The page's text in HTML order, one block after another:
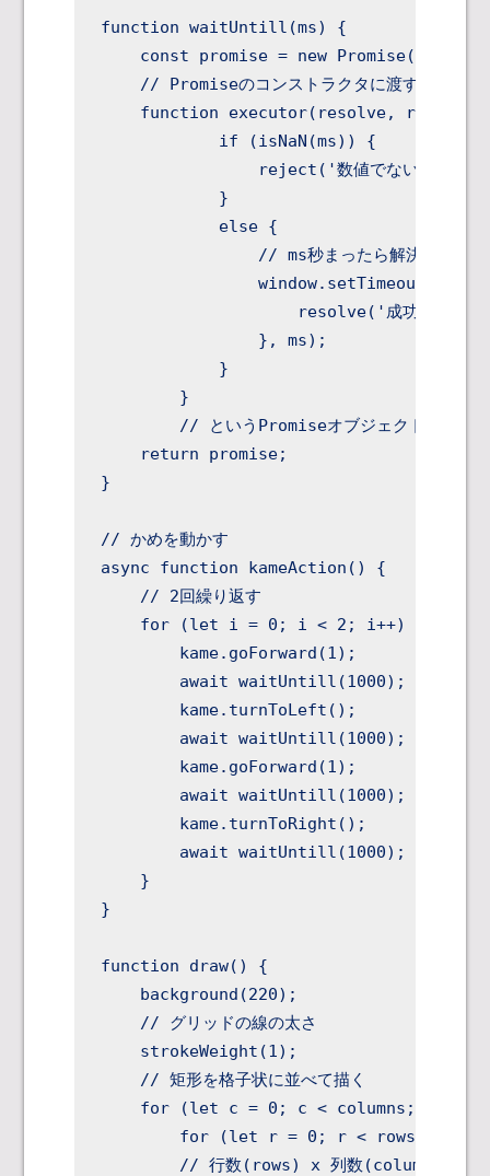
function waitUntill(ms) {
const promise = new
// Promiseのコンストラクタに渡す
function executor(resolve, reject)
            if (isNaN(ms)) {
                reject('数値でない');
            }
            else {
                // ms秒まったら解決
window.setTimeout(() =>
                    resolve('成功');
                }, ms);
            }
        }
        // というPromiseオブジェクトを返す
    return promise;
}
// かめを動かす
async function kameAction() {
    // 2回繰り返す
    for (let i = 0; i < 2; i++) {
        kame.goForward(1);
await waitUntill(1000); // 1000
        kame.turnToLeft();
await waitUntill(1000); // 1000
        kame.goForward(1);
await waitUntill(1000); // 1000
        kame.turnToRight();
await waitUntill(1000); // 1000
    }
}
function draw() {
    background(220);
    // グリッドの線の太さ
    strokeWeight(1);
    // 矩形を格子状に並べて描く
    for (let c = 0; c < columns; c++) {
        for (let r = 0; r < rows; r++)
// 行数(rows) x 列数(columns)に矩